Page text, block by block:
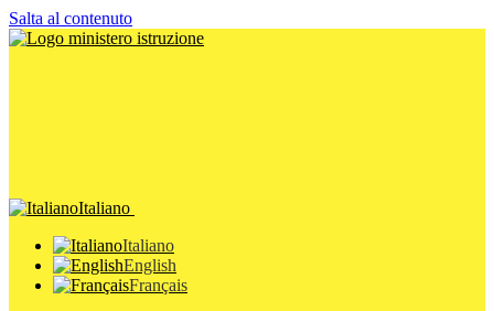
Salta al contenuto
Italiano
Italiano
English
Français